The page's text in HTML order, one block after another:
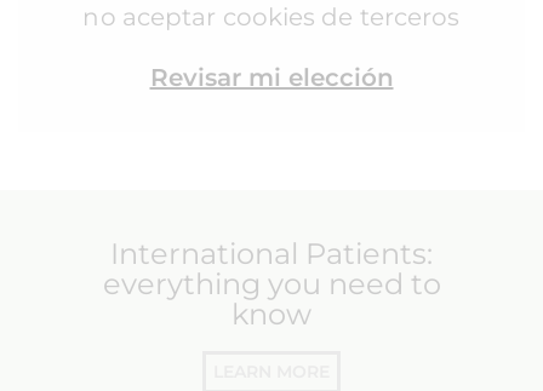
no aceptar cookies de terceros
Revisar mi elección
International Patients:
everything you need to
know